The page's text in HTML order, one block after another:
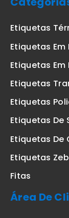
Etiquetas
Etiquetas Em
Etiquetas
Etiquetas
Etiquetas
Etiquetas De
Etiquetas De
Etiquetas
Fitas
Área De